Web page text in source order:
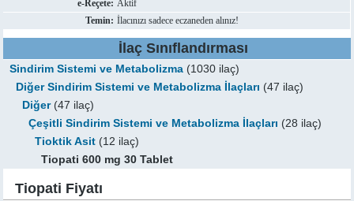
e-Reçete: Aktif
Temin: İlacınızı sadece eczaneden alınız!
İlaç Sınıflandırması
Sindirim Sistemi ve Metabolizma (1030 ilaç)
Diğer Sindirim Sistemi ve Metabolizma İlaçları (47 ilaç)
Diğer(47 ilaç)
Çeşitli Sindirim Sistemi ve Metabolizma İlaçları (28 ilaç)
Tioktik Asit (12 ilaç)
Tiopati 600 mg 30 Tablet
Tiopati Fiyatı